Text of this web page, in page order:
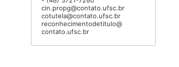
cin.propg@contato.ufsc.br
cotutela@contato.ufsc.br
reconhecimentodetitulo@
contato.ufsc.br